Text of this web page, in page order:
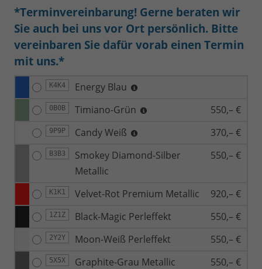
*Terminvereinbarung! Gerne beraten wir
Sie auch bei uns vor Ort persönlich. Bitte
vereinbaren Sie dafür vorab einen Termin
mit uns.*
K4K4 Energy Blau
0B0B Timiano-Grün 550,– €
9P9P Candy Weiß 370,– €
B3B3
Smokey Diamond-Silber
Metallic
550,– €
K1K1 Velvet-Rot Premium Metallic 920,– €
1Z1Z Black-Magic Perleffekt 550,– €
2Y2Y Moon-Weiß Perleffekt 550,– €
5X5X Graphite-Grau Metallic 550,– €